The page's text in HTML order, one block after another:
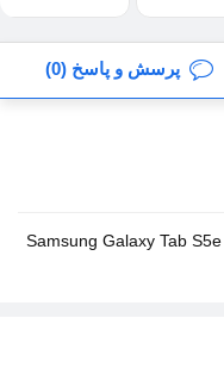
پرسش و پاسخ (0)
فلت ال سی دی Samsung Galaxy Tab S5e